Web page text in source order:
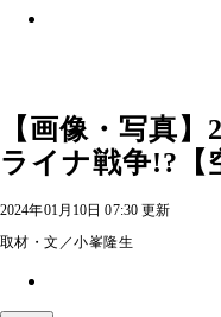
【画像・写真
ライナ戦争!?【
2024年01月10日 07:30 更新
取材・文／小峯隆生